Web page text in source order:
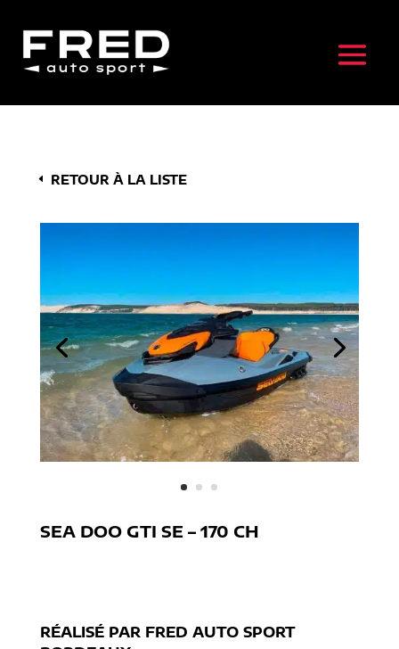
RETOUR À LA LISTE
SEA DOO GTI SE – 170 CH
RÉALISÉ PAR FRED AUTO SPORT